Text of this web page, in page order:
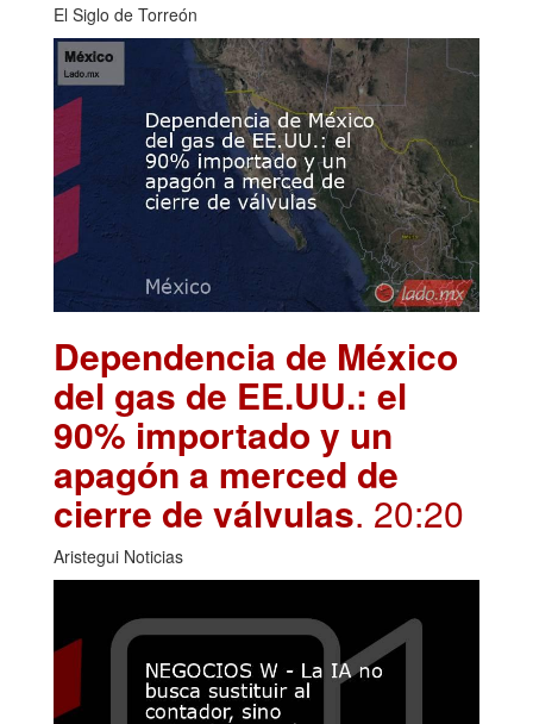
El Siglo de Torreón
Dependencia de México
del gas de EE.UU.: el
90% importado y un
apagón a merced de
cierre de válvulas. 20:20
Aristegui Noticias